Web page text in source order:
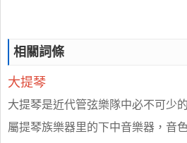
相關詞條
大提琴
大提琴是近代管弦樂隊中必不可少
屬提琴族樂器里的下中音樂器，音